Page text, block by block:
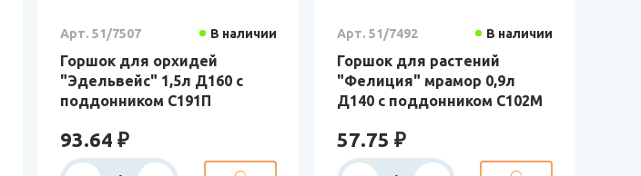
Арт. 51/7507 В наличии
Горшок для орхидей
"Эдельвейс" 1,5л Д160 с
поддонником С191П
93.64 ₽
Арт. 51/7492 В наличии
Горшок для растений
"Фелиция" мрамор 0,9л
Д140 с поддонником С102М
57.75 ₽